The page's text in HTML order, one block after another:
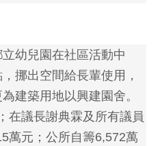
幼兒園在社區活動中
挪出空間給長輩使用，
建築用地以興建園舍。
在議長謝典霖及所有議員
萬元；公所自籌6,572萬